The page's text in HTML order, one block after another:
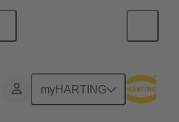
myHARTING